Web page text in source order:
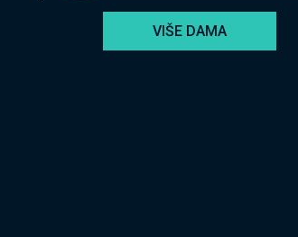
VIŠE DAMA